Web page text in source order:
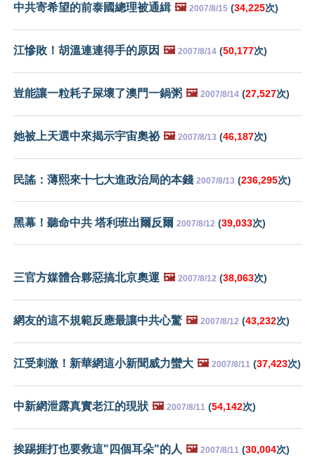
中共寄希望的前泰國總理被通緝 🖼️ 2007/8/15 (34,225次)
江慘敗！胡溫連連得手的原因 🖼️ 2007/8/14 (50,177次)
豈能讓一粒耗子屎壞了澳門一鍋粥 🖼️ 2007/8/14 (27,527次)
她被上天選中來揭示宇宙奧祕 🖼️ 2007/8/13 (46,187次)
民謠：薄熙來十七大進政治局的本錢 2007/8/13 (236,295次)
黑幕！聽命中共 塔利班出爾反爾 2007/8/12 (39,033次)
三官方媒體合夥惡搞北京奧運 🖼️ 2007/8/12 (38,063次)
網友的這不規範反應最讓中共心驚 🖼️ 2007/8/12 (43,232次)
江受刺激！新華網這小新聞威力蠻大 🖼️ 2007/8/11 (37,423次)
中新網泄露真實老江的現狀 🖼️ 2007/8/11 (54,142次)
挨踢捱打也要救這"四個耳朵"的人 🖼️ 2007/8/11 (30,004次)